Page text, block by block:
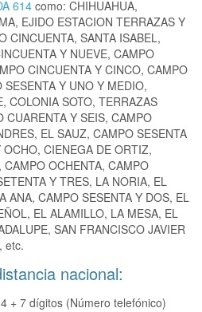
614 como: CHIHUAHUA,
EJIDO ESTACION TERRAZAS Y
CINCUENTA, SANTA ISABEL,
Y NUEVE, CAMPO
CINCUENTA Y CINCO, CAMPO
Y UNO Y MEDIO,
COLONIA SOTO, TERRAZAS
CUARENTA Y SEIS, CAMPO
EL SAUZ, CAMPO SESENTA
CIENEGA DE ORTIZ,
OCHENTA, CAMPO
Y TRES, LA NORIA, EL
ANA, CAMPO SESENTA Y DOS, EL
EL ALAMILLO, LA MESA, EL
SAN FRANCISCO JAVIER
etc.
nacional:
+ 7 dígitos (Número telefónico)